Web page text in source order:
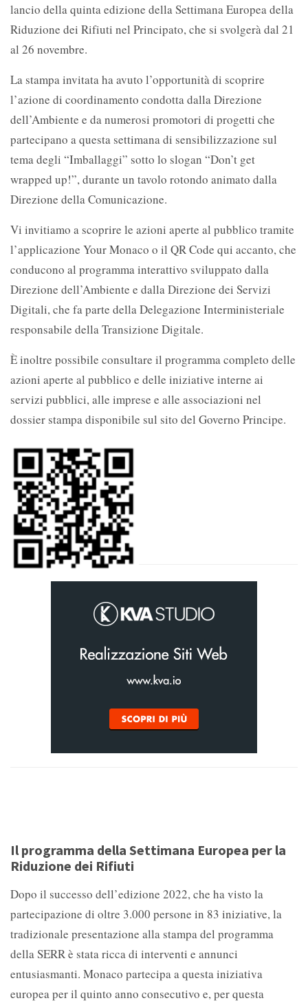
lancio della quinta edizione della Settimana Europea della
Riduzione dei Rifiuti nel Principato, che si svolgerà dal 21
al 26 novembre.
La stampa invitata ha avuto l’opportunità di scoprire
l’azione di coordinamento condotta dalla Direzione
dell’Ambiente e da numerosi promotori di progetti che
partecipano a questa settimana di sensibilizzazione sul
tema degli “Imballaggi” sotto lo slogan “Don’t get
wrapped up!”, durante un tavolo rotondo animato dalla
Direzione della Comunicazione.
Vi invitiamo a scoprire le azioni aperte al pubblico tramite
l’applicazione Your Monaco o il QR Code qui accanto, che
conducono al programma interattivo sviluppato dalla
Direzione dell’Ambiente e dalla Direzione dei Servizi
Digitali, che fa parte della Delegazione Interministeriale
responsabile della Transizione Digitale.
È inoltre possibile consultare il programma completo delle
azioni aperte al pubblico e delle iniziative interne ai
servizi pubblici, alle imprese e alle associazioni nel
dossier stampa disponibile sul sito del Governo Principe.
Il programma della Settimana Europea per la
Riduzione dei Rifiuti
Dopo il successo dell’edizione 2022, che ha visto la
partecipazione di oltre 3.000 persone in 83 iniziative, la
tradizionale presentazione alla stampa del programma
della SERR è stata ricca di interventi e annunci
entusiasmanti. Monaco partecipa a questa iniziativa
europea per il quinto anno consecutivo e, per questa